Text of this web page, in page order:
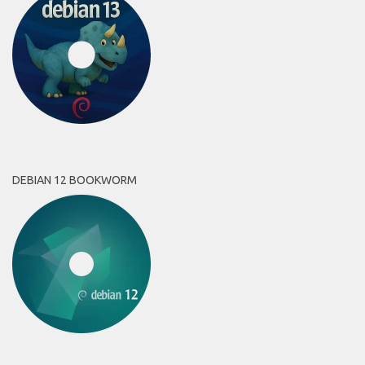
DEBIAN 12 BOOKWORM